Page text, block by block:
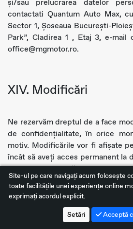
și/sau prelucrarea datelor
contactati Quantum Auto Max,
Sector 1, Șoseaua București-
Park”, Cladirea 1 , Etaj 3, e-mail
office@mgmotor.ro.
XIV. Modificări
Ne rezervăm dreptul de a face
de confidenţialitate, în orice
motiv. Modificările vor fi afișate
încât să aveți acces permanent la
pe care le colectăm, la modul
sunt folosite. Orice modificare
natură va intra în vigoare în
zile de la data publicării pe site
de a vă informa în mod
Site-ul pe care navigați acum foloseşte
toate facilitățile unei experiențe online
exprimați acordul explicit.
Setări Acceptă